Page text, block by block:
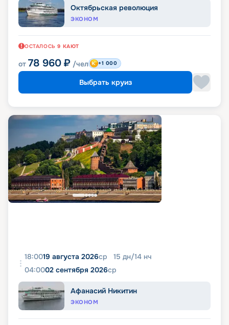
Октябрьская революция
ЭКОНОМ
ОСТАЛОСЬ 9 КАЮТ
от 78 960 ₽ /чел +1 000
Выбрать круиз
18:0019 августа 2026ср 15 дн/14 нч
04:0002 сентября 2026ср
Афанасий Никитин
ЭКОНОМ